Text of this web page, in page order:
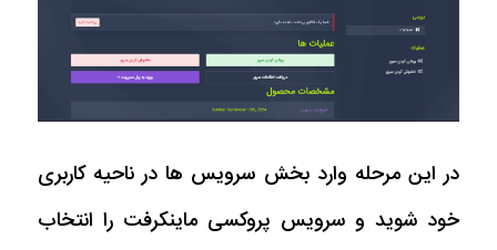
در این مرحله وارد بخش سرویس ها در ناحیه کاربری
خود شوید و سرویس پروکسی ماینکرفت را انتخاب